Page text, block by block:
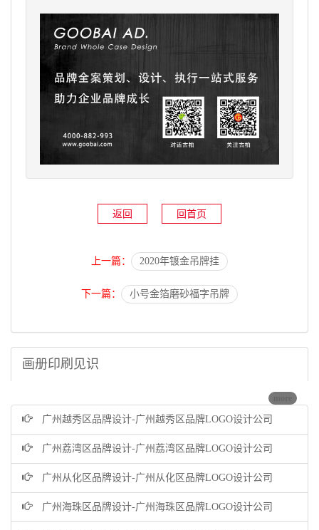
返回 回首页
上一篇： 2020年镀金吊牌挂
下一篇： 小号金箔磨砂福字吊牌
画册印刷见识
广州越秀区品牌设计-广州越秀区品牌LOGO设计公司
广州荔湾区品牌设计-广州荔湾区品牌LOGO设计公司
广州从化区品牌设计-广州从化区品牌LOGO设计公司
广州海珠区品牌设计-广州海珠区品牌LOGO设计公司